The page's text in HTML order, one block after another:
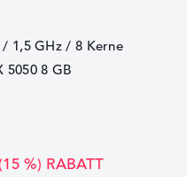
1,5 GHz / 8 Kerne
50508 GB
%) RABATT